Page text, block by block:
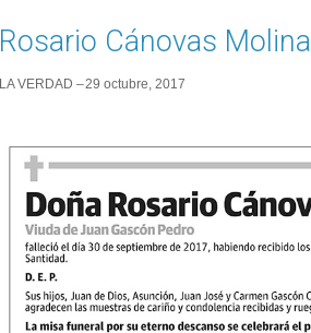
Rosario Cánovas Molina
LA VERDAD 29 octubre, 2017